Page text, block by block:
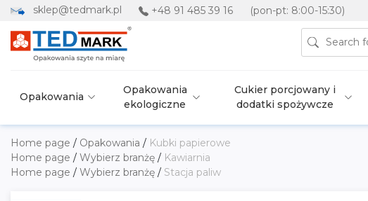
sklep@tedmark.pl +48 91 485 39 16 (pon-pt: 8:00-15:30)
Opakowania
Opakowania
ekologiczne
Cukier porcjowany i
dodatki spożywcze
Home page / Opakowania / Kubki papierowe
Home page / Wybierz branżę / Kawiarnia
Home page / Wybierz branżę / Stacja paliw